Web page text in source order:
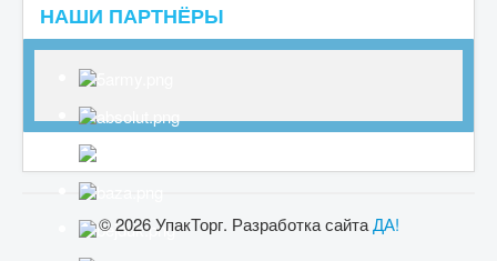
НАШИ ПАРТНЁРЫ
© 2026 УпакТорг. Разработка сайтаДА!